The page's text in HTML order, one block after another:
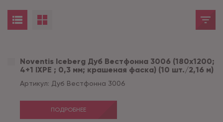
Noventis Iceberg Дуб Вестфонна 3006 (180x1200;
4+1 IXPE ; 0,3 мм; крашеная фаска) (10 шт./2,16 м)
Артикул: Дуб Вестфонна 3006
ПОДРОБНЕЕ